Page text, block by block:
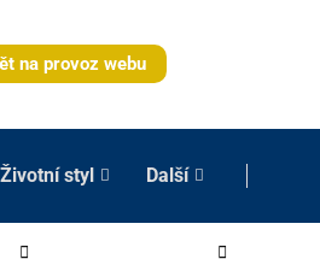
na provoz webu
Životní styl Další